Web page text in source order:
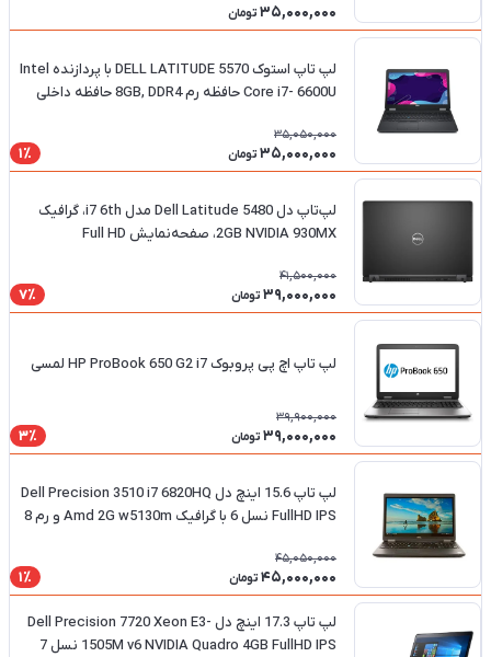
35,000,000 تومان
لپ تاپ استوک DELL LATITUDE 5570 با پردازنده Intel
Core i7- 6600U حافظه رم 8GB, DDR4 حافظه داخلی
35,050,000
35,000,000 تومان 1٪
لپ‌تاپ دل Dell Latitude 5480 مدل i7 6th، گرافیک
2GB NVIDIA 930MX، صفحه‌نمایش Full HD
41,500,000
39,000,000 تومان 7٪
لپ تاپ اچ پی پروبوک HP ProBook 650 G2 i7 لمسی
39,900,000
39,000,000 تومان 3٪
لپ تاپ 15.6 اینچ دل Dell Precision 3510 i7 6820HQ
FullHD IPS نسل 6 با گرافیک Amd 2G w5130m و رم 8
45,050,000
45,000,000 تومان 1٪
لپ تاپ 17.3 اینچ دل Dell Precision 7720 Xeon E3-
1505M v6 NVIDIA Quadro 4GB FullHD IPS نسل 7